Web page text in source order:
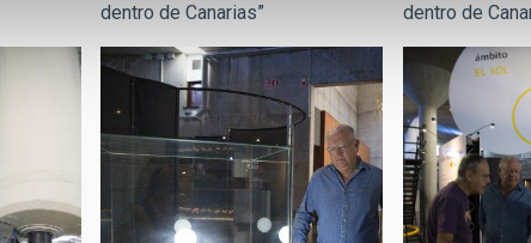
dentro de Canarias”
dentro de